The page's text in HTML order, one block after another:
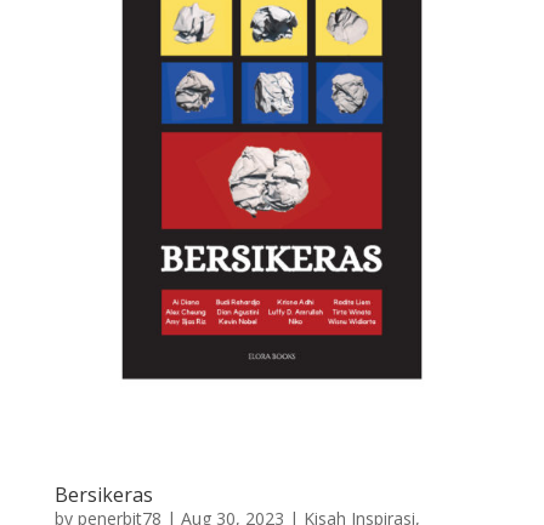
Bersikeras
by penerbit78 | Aug 30, 2023 | Kisah Inspirasi,